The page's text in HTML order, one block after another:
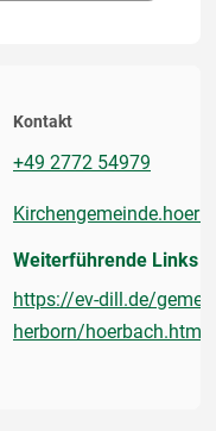
Kontakt
+49 2772 54979
Weiterführende Links
https://ev-dill.de/
herborn/hoerbach.html